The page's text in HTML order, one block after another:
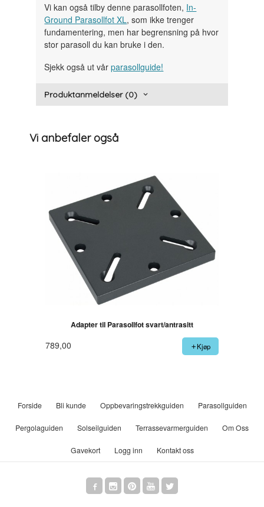
Vi kan også tilby denne parasollfoten, In-
Ground Parasollfot XL, som ikke trenger
fundamentering, men har begrensning på hvor
stor parasoll du kan bruke i den.
Sjekk også ut vårparasollguide!
Produktanmeldelser (0)
Vi anbefaler også
Adapter til Parasollfot svart/antrasitt
789,00 Kjøp
Forside Bli kunde Oppbevaringstrekkguiden Parasollguiden
Pergolaguiden Solseilguiden Terrassevarmerguiden Om Oss
Gavekort Logg inn Kontakt oss